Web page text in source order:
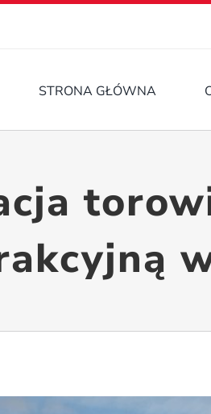
STRONA GŁÓWNA